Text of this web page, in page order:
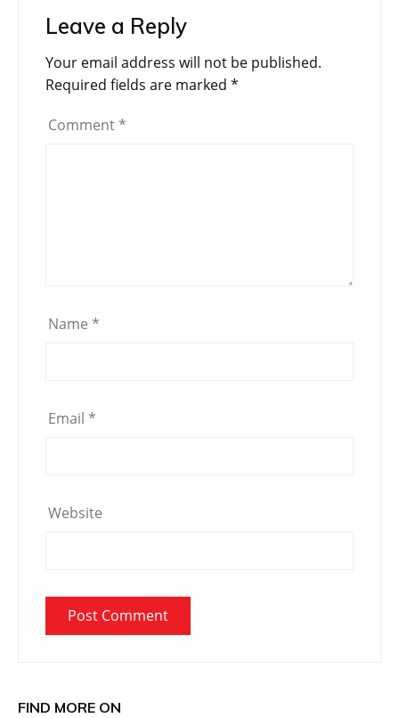
Leave a Reply
Your email address will not be published.
Required fields are marked *
Comment *
Name *
Email *
Website
FIND MORE ON